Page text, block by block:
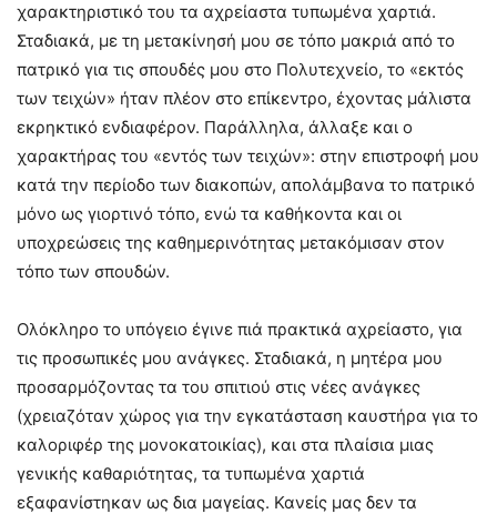
χαρακτηριστικό του τα αχρείαστα τυπωμένα χαρτιά.
Σταδιακά, με τη μετακίνησή μου σε τόπο μακριά από το
πατρικό για τις σπουδές μου στο Πολυτεχνείο, το «εκτός
των τειχών» ήταν πλέον στο επίκεντρο, έχοντας μάλιστα
εκρηκτικό ενδιαφέρον. Παράλληλα, άλλαξε και ο
χαρακτήρας του «εντός των τειχών»: στην επιστροφή μου
κατά την περίοδο των διακοπών, απολάμβανα το πατρικό
μόνο ως γιορτινό τόπο, ενώ τα καθήκοντα και οι
υποχρεώσεις της καθημερινότητας μετακόμισαν στον
τόπο των σπουδών.
Ολόκληρο το υπόγειο έγινε πιά πρακτικά αχρείαστο, για
τις προσωπικές μου ανάγκες. Σταδιακά, η μητέρα μου
προσαρμόζοντας τα του σπιτιού στις νέες ανάγκες
(χρειαζόταν χώρος για την εγκατάσταση καυστήρα για το
καλοριφέρ της μονοκατοικίας), και στα πλαίσια μιας
γενικής καθαριότητας, τα τυπωμένα χαρτιά
εξαφανίστηκαν ως δια μαγείας. Κανείς μας δεν τα